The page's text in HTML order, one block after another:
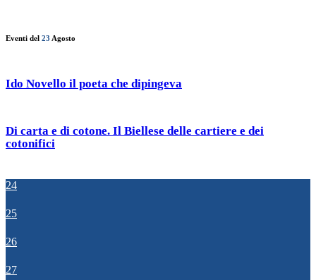
Eventi del 23 Agosto
Ido Novello il poeta che dipingeva
Di carta e di cotone. Il Biellese delle cartiere e dei
cotonifici
24
25
26
27